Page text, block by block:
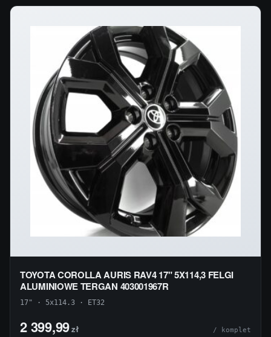
TOYOTA COROLLA AURIS RAV4 17" 5X114,3 FELGI
ALUMINIOWE TERGAN 403001967R
17" · 5x114.3 · ET32
2 399,99zł / komplet